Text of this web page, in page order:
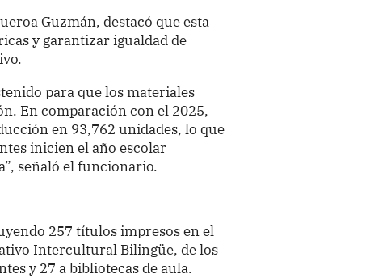
Guzmán, destacó que esta
y garantizar igualdad de
para que los materiales
En comparación con el 2025,
en 93,762 unidades, lo que
inicien el año escolar
señaló el funcionario.
257 títulos impresos en el
Intercultural Bilingüe, de los
y 27 a bibliotecas de aula.